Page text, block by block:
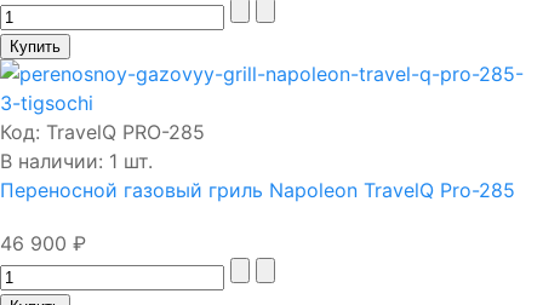
Код: TravelQ PRO-285
В наличии: 1 шт.
Переносной газовый гриль Napoleon TravelQ Pro-285
46 900 ₽